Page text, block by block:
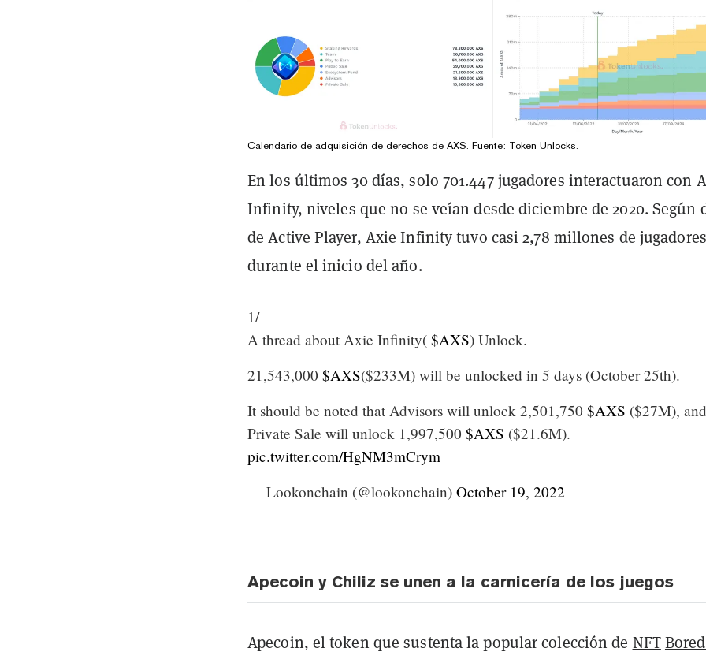
Calendario de adquisición de derechos de AXS. Fuente: Token Unlocks.
En los últimos 30 días, solo 701.447 jugadores interactuaron con
Infinity, niveles que no se veían desde diciembre de 2020. Según
de Active Player, Axie Infinity tuvo casi 2,78 millones de jugadores
durante el inicio del año.
1/
A thread about Axie Infinity( $AXS) Unlock.
21,543,000 $AXS($233M) will be unlocked in 5 days (October 25th).
It should be noted that Advisors will unlock 2,501,750 $AXS ($27M), and
Private Sale will unlock 1,997,500 $AXS ($21.6M).
pic.twitter.com/HgNM3mCrym
— Lookonchain (@lookonchain) October 19, 2022
Apecoin y Chiliz se unen a la carnicería de los juegos
Apecoin, el token que sustenta la popular colección de NFT